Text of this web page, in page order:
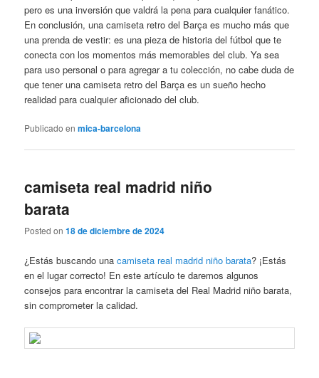
pero es una inversión que valdrá la pena para cualquier fanático.
En conclusión, una camiseta retro del Barça es mucho más que
una prenda de vestir: es una pieza de historia del fútbol que te
conecta con los momentos más memorables del club. Ya sea
para uso personal o para agregar a tu colección, no cabe duda de
que tener una camiseta retro del Barça es un sueño hecho
realidad para cualquier aficionado del club.
Publicado en mica-barcelona
camiseta real madrid niño
barata
Posted on18 de diciembre de 2024
¿Estás buscando unacamiseta real madrid niño barata? ¡Estás
en el lugar correcto! En este artículo te daremos algunos
consejos para encontrar la camiseta del Real Madrid niño barata,
sin comprometer la calidad.